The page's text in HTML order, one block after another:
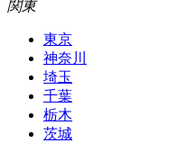
関東
東京
神奈川
埼玉
千葉
栃木
茨城